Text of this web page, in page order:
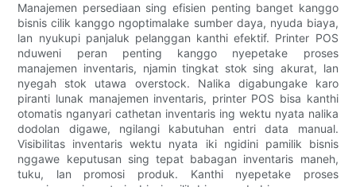
Manajemen persediaan sing efisien penting banget kanggo
bisnis cilik kanggo ngoptimalake sumber daya, nyuda biaya,
lan nyukupi panjaluk pelanggan kanthi efektif. Printer POS
nduweni peran penting kanggo nyepetake proses
manajemen inventaris, njamin tingkat stok sing akurat, lan
nyegah stok utawa overstock. Nalika digabungake karo
piranti lunak manajemen inventaris, printer POS bisa kanthi
otomatis nganyari cathetan inventaris ing wektu nyata nalika
dodolan digawe, ngilangi kabutuhan entri data manual.
Visibilitas inventaris wektu nyata iki ngidini pamilik bisnis
nggawe keputusan sing tepat babagan inventaris maneh,
tuku, lan promosi produk. Kanthi nyepetake proses